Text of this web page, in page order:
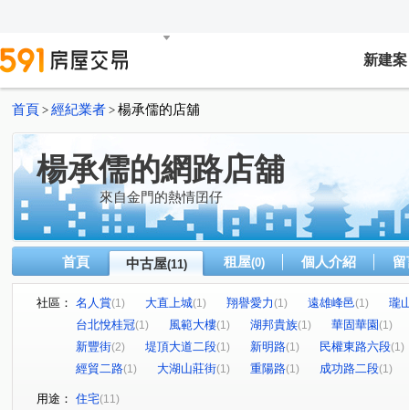
新建案
首頁 > 經紀業者 > 楊承儒的店舖
楊承儒的網路店舖
來自金門的熱情囝仔
首頁 中古屋(11) 租屋(0) 個人介紹
社區： 名人賞(1) 大直上城(1) 翔譽愛力(1) 遠雄峰邑(1)
瓏
台北悅桂冠(1) 風範大樓(1) 湖邦貴族(1) 華固華園(1)
新豐街(2) 堤頂大道二段(1) 新明路(1) 民權東路六段(1)
經貿二路(1) 大湖山莊街(1) 重陽路(1) 成功路二段(1)
用途： 住宅(11)